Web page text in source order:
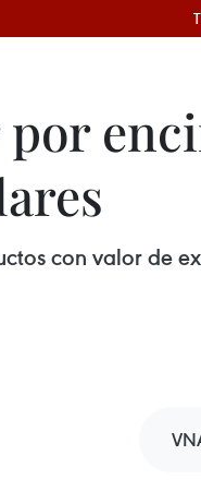
con valor de